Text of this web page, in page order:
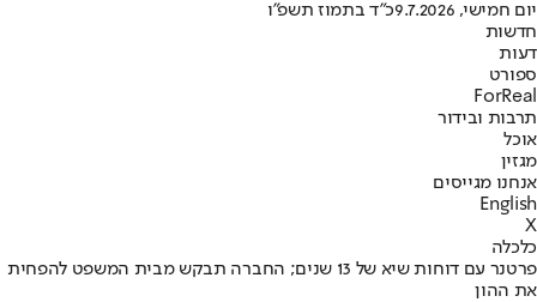
יום חמישי, 9.7.2026
כ"ד בתמוז תשפ"ו
חדשות
דעות
ספורט
ForReal
תרבות ובידור
אוכל
מגזין
אנחנו מגייסים
English
X
כלכלה
פרטנר עם דוחות שיא של 13 שנים; החברה תבקש מבית המשפט להפחית
את ההון